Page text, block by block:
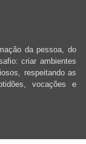
da pessoa, do
criar ambientes
respeitando as
vocações e